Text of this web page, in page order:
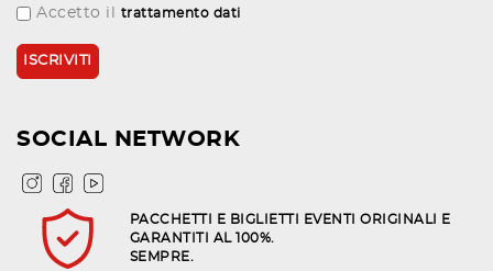
Accetto il trattamento dati
SOCIAL NETWORK
PACCHETTI E BIGLIETTI EVENTI ORIGINALI E
GARANTITI AL 100%.
SEMPRE.